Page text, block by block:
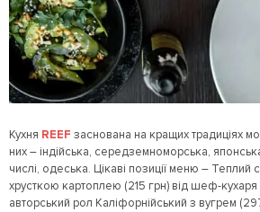
Кухня REEF заснована на кращих традиціях
них – індійська, середземноморська,
числі, одеська. Цікаві позиції меню – Теплий
хрусткою картоплею (215 грн) від шеф-кухаря
авторський рол Каліфорнійський з вугрем